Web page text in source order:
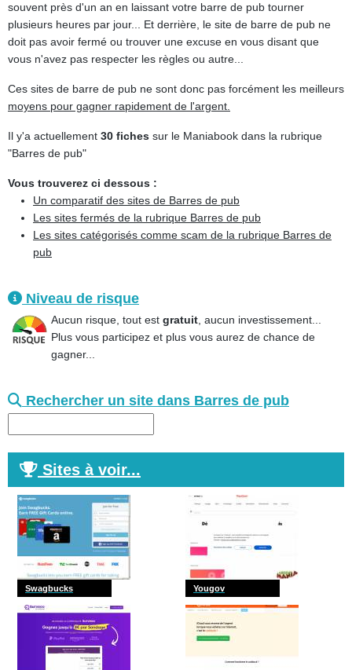
souvent près d'un an en laissant votre barre de pub tourner
plusieurs heures par jour... Et derrière, le site de barre de pub ne
doit pas avoir fermé ou trouver une excuse en vous disant que
vous n'avez pas respecter les règles ou autre...
Ces sites de barre de pub ne sont donc pas forcément les meilleurs
moyens pour gagner rapidement de l'argent.
Il y'a actuellement 30 fiches sur le Maniabook dans la rubrique
"Barres de pub"
Vous trouverez ci dessous :
Un comparatif des sites de Barres de pub
Les sites fermés de la rubrique Barres de pub
Les sites catégorisés comme scam de la rubrique Barres de
pub
Niveau de risque
Aucun risque, tout est gratuit , aucun investissement...
Plus vous participez et plus vous aurez de chance de
gagner...
Rechercher un site dans Barres de pub
Sites à voir...
Swagbucks Yougov